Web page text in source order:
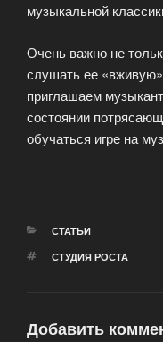
музыкальной
Очень важно не
слушать ее
приглашаем
состоянии
обучаться игре на
РУБРИКИ
СТАТЬИ
МЕТКИ
СТУДИЯ РОСТА
Добавить